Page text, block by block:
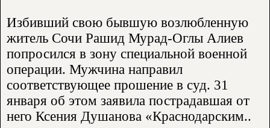
Избивший свою бывшую возлюбленную
житель Сочи Рашид Мурад-Оглы Алиев
попросился в зону специальной военной
операции. Мужчина направил
соответствующее прошение в суд. 31
января об этом заявила пострадавшая от
него Ксения Душанова «Краснодарским..